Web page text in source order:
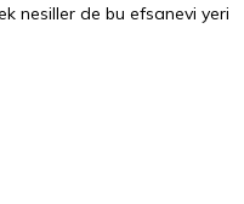
nesiller de bu efsanevi yeri